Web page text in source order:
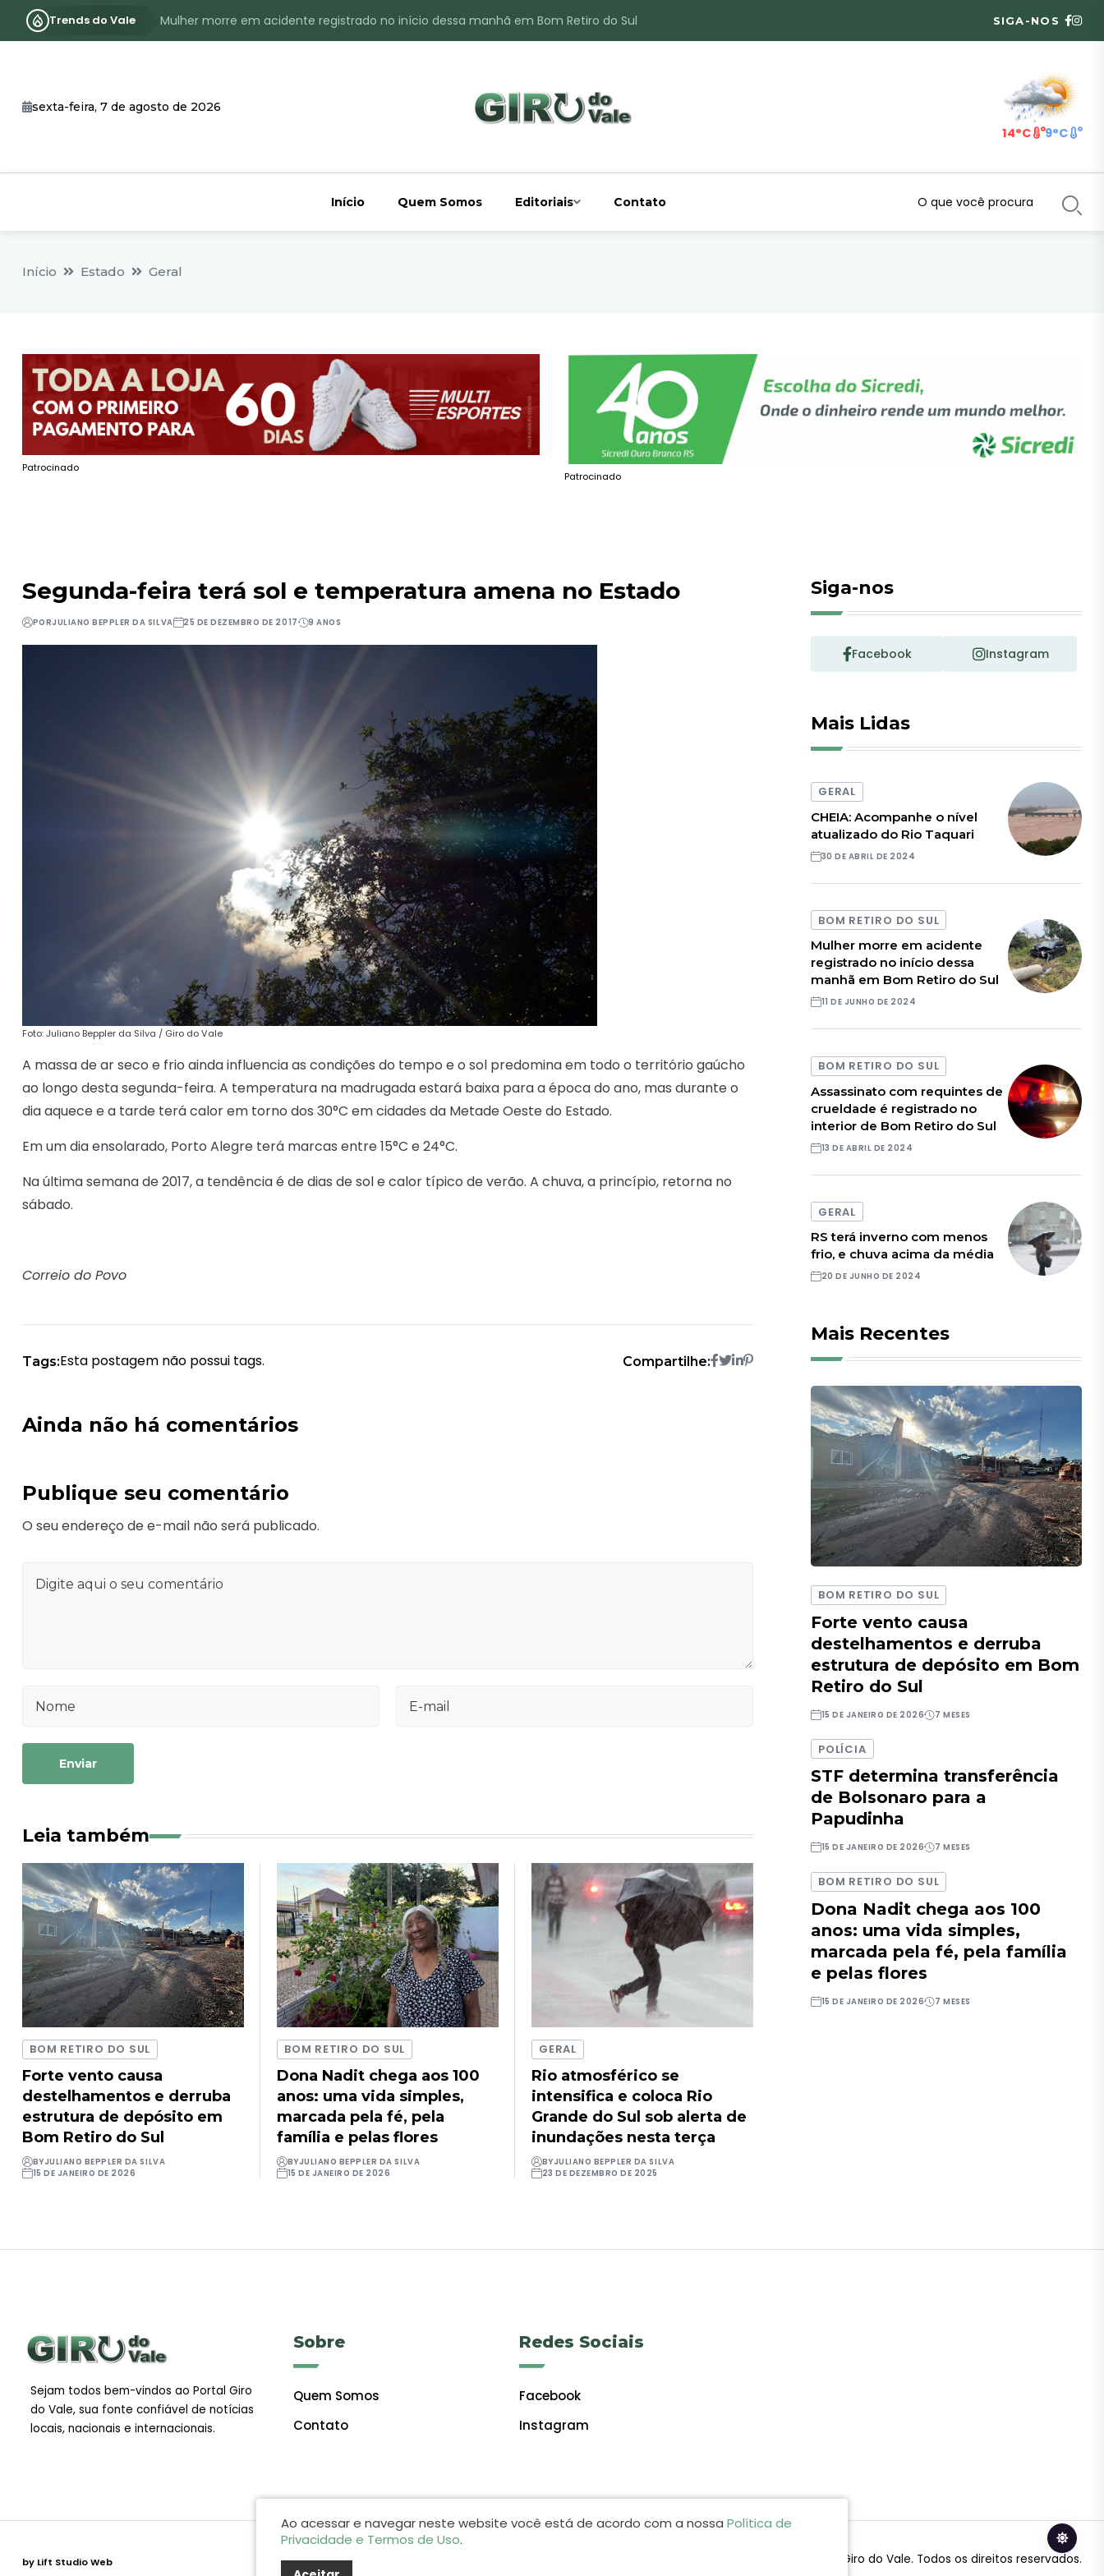
Trends do Vale
Mulher morre em acidente registrado no início dessa manhã em Bom Retiro do Sul
Identificado o jovem assassinado no interior de Bom Retiro do Sul
SIGA-NOS
sexta-feira, 7 de agosto de 2026
14°C 9°C
Início Quem Somos Editoriais Contato
Início Estado Geral
Patrocinado
Patrocinado
Segunda-feira terá sol e temperatura amena no Estado
PORJULIANO BEPPLER DA SILVA 25 DE DEZEMBRO DE 2017 9 ANOS
Foto: Juliano Beppler da Silva / Giro do Vale
A massa de ar seco e frio ainda influencia as condições do tempo e o sol predomina em todo o território gaúcho
ao longo desta segunda-feira. A temperatura na madrugada estará baixa para a época do ano, mas durante o
dia aquece e a tarde terá calor em torno dos 30°C em cidades da Metade Oeste do Estado.
Em um dia ensolarado, Porto Alegre terá marcas entre 15°C e 24°C.
Na última semana de 2017, a tendência é de dias de sol e calor típico de verão. A chuva, a princípio, retorna no
sábado.
Correio do Povo
Tags:Esta postagem não possui tags. Compartilhe:
Ainda não há comentários
Publique seu comentário
O seu endereço de e-mail não será publicado.
Enviar
Leia também
BOM RETIRO DO SUL
Forte vento causa
destelhamentos e derruba
estrutura de depósito em
Bom Retiro do Sul
BYJULIANO BEPPLER DA SILVA
15 DE JANEIRO DE 2026
BOM RETIRO DO SUL
Dona Nadit chega aos 100
anos: uma vida simples,
marcada pela fé, pela
família e pelas flores
BYJULIANO BEPPLER DA SILVA
15 DE JANEIRO DE 2026
GERAL
Rio atmosférico se
intensifica e coloca Rio
Grande do Sul sob alerta de
inundações nesta terça
BYJULIANO BEPPLER DA SILVA
23 DE DEZEMBRO DE 2025
Siga-nos
Facebook Instagram
Mais Lidas
GERAL
CHEIA: Acompanhe o nível
atualizado do Rio Taquari
30 DE ABRIL DE 2024
BOM RETIRO DO SUL
Mulher morre em acidente
registrado no início dessa
manhã em Bom Retiro do Sul
11 DE JUNHO DE 2024
BOM RETIRO DO SUL
Assassinato com requintes de
crueldade é registrado no
interior de Bom Retiro do Sul
13 DE ABRIL DE 2024
GERAL
RS terá inverno com menos
frio, e chuva acima da média
20 DE JUNHO DE 2024
Mais Recentes
BOM RETIRO DO SUL
Forte vento causa
destelhamentos e derruba
estrutura de depósito em Bom
Retiro do Sul
15 DE JANEIRO DE 2026 7 MESES
POLÍCIA
STF determina transferência
de Bolsonaro para a
Papudinha
15 DE JANEIRO DE 2026 7 MESES
BOM RETIRO DO SUL
Dona Nadit chega aos 100
anos: uma vida simples,
marcada pela fé, pela família
e pelas flores
15 DE JANEIRO DE 2026 7 MESES
Sejam todos bem-vindos ao Portal Giro
do Vale, sua fonte confiável de notícias
locais, nacionais e internacionais.
Sobre
Quem Somos
Contato
Redes Sociais
Facebook
Instagram
by Lift Studio Web © 2024 Giro do Vale. Todos os direitos reservados.
Ao acessar e navegar neste website você está de acordo com a nossa Política de
Privacidade e Termos de Uso.